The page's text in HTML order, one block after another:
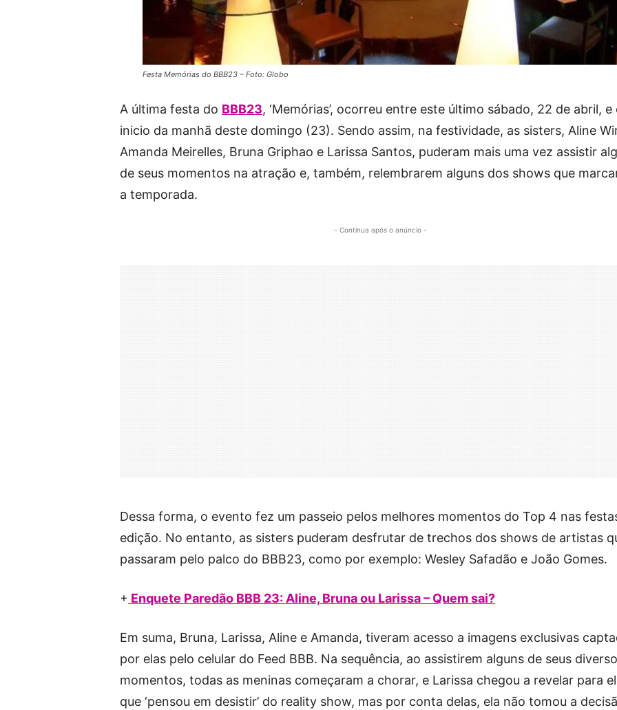
Festa Memórias do BBB23 – Foto: Globo
A última festa do BBB23, ‘Memórias’, ocorreu entre este último sábado, 22 de abril, e
inicio da manhã deste domingo (23). Sendo assim, na festividade, as sisters, Aline
Amanda Meirelles, Bruna Griphao e Larissa Santos, puderam mais uma vez assistir
de seus momentos na atração e, também, relembrarem alguns dos shows que
a temporada.
- Continua após o anúncio -
Dessa forma, o evento fez um passeio pelos melhores momentos do Top 4 nas
edição. No entanto, as sisters puderam desfrutar de trechos dos shows de artistas
passaram pelo palco do BBB23, como por exemplo: Wesley Safadão e João Gomes.
+ Enquete Paredão BBB 23: Aline, Bruna ou Larissa – Quem sai?
Em suma, Bruna, Larissa, Aline e Amanda, tiveram acesso a imagens exclusivas
por elas pelo celular do Feed BBB. Na sequência, ao assistirem alguns de seus
momentos, todas as meninas começaram a chorar, e Larissa chegou a revelar para
que ‘pensou em desistir’ do reality show, mas por conta delas, ela não tomou a